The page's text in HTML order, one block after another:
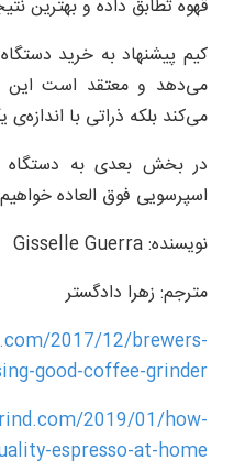
قهوه تطابق داده و بهترین
کیم پیشنهاد به خرید
می‌دهد و معتقد است این
می‌کند بلکه ذراتی با
در بخش بعدی به دستگاه
اسپرسویی فوق العاده
نویسنده: Gisselle Guerra
مترجم: زهرا دادگستر
2017/12/brewers-
good-coffee-grinder/
2019/01/how-
espresso-at-home/